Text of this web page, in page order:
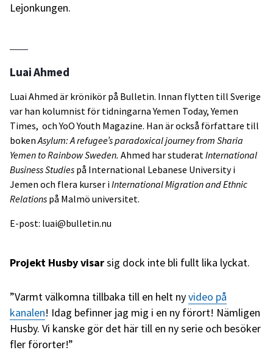
Lejonkungen.
Luai Ahmed
Luai Ahmed är krönikör på Bulletin. Innan flytten till Sverige
var han kolumnist för tidningarna Yemen Today, Yemen
Times, och YoO Youth Magazine. Han är också författare till
bokenAsylum: A refugee’s paradoxical journey from Sharia
Yemen to Rainbow Sweden. Ahmed har studeratInternational
Business Studies på International Lebanese University i
Jemen och flera kurser iInternational Migration and Ethnic
Relations på Malmö universitet.
E-post: luai@bulletin.nu
Projekt Husby visarsig dock inte bli fullt lika lyckat.
”Varmt välkomna tillbaka till en helt nyvideo på
kanalen! Idag befinner jag mig i en ny förort! Nämligen
Husby. Vi kanske gör det här till en ny serie och besöker
fler förorter!”